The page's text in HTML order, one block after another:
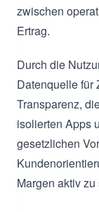
zwischen
Ertrag.
Durch die
Datenquelle für
Transparenz,
isolierten Apps
gesetzlichen
Margen aktiv zu